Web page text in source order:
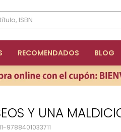
RECOMENDADOS BLOG
Y UNA
9788401033711